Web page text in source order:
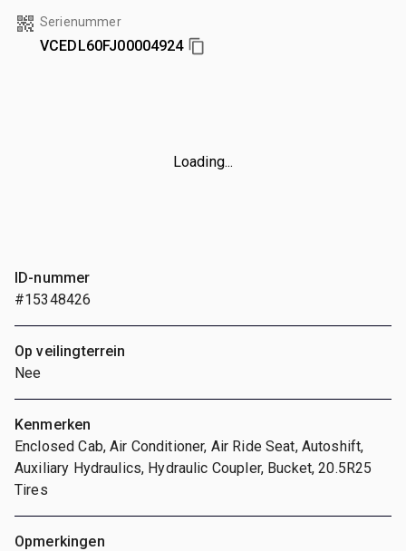
Serienummer
VCEDL60FJ00004924
Loading...
ID-nummer
#15348426
Op veilingterrein
Nee
Kenmerken
Enclosed Cab, Air Conditioner, Air Ride Seat, Autoshift,
Auxiliary Hydraulics, Hydraulic Coupler, Bucket, 20.5R25
Tires
Opmerkingen